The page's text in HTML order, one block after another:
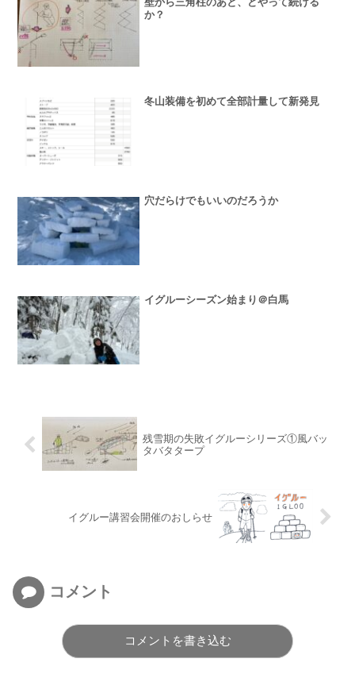
か？
冬山装備を初めて全部計量して新発見
穴だらけでもいいのだろうか
イグルーシーズン始まり＠白馬
残雪期の失敗イグルーシリーズ①風バッ
タバタタープ
イグルー講習会開催のおしらせ
コメント
コメントを書き込む